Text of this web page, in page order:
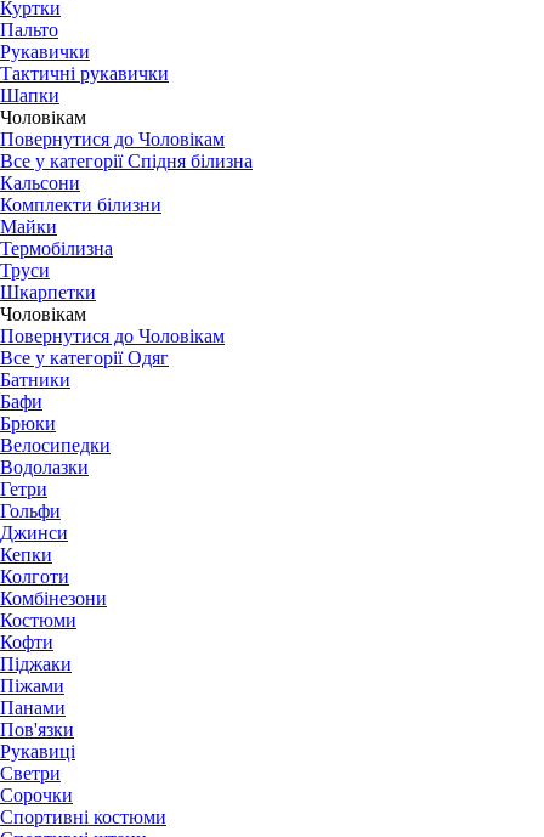
Куртки
Пальто
Рукавички
Тактичні рукавички
Шапки
Чоловікам
Повернутися до Чоловікам
Все у категорії Спідня білизна
Кальсони
Комплекти білизни
Майки
Термобілизна
Труси
Шкарпетки
Чоловікам
Повернутися до Чоловікам
Все у категорії Одяг
Батники
Бафи
Брюки
Велосипедки
Водолазки
Гетри
Гольфи
Джинси
Кепки
Колготи
Комбінезони
Костюми
Кофти
Піджаки
Піжами
Панами
Пов'язки
Рукавиці
Светри
Сорочки
Спортивні костюми